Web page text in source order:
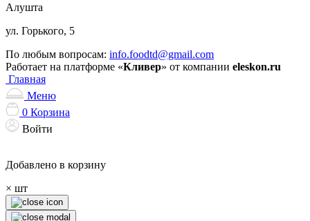
Алушта
ул. Горького, 5
По любым вопросам: info.foodtd@gmail.com
Работает на платформе «Кливер» от компании eleskon.ru
Главная
Меню
0 Корзина
Войти
Добавлено в корзину
× шт